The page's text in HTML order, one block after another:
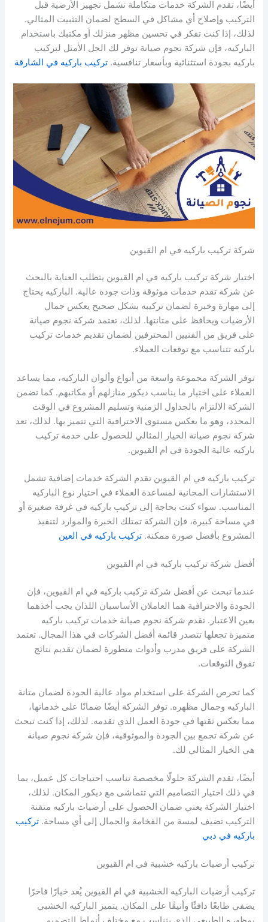
أيضًا، تقدم الشركة خدمات متكاملة تشمل تجهيز الأرضية قبل
التركيب وإصلاح أي مشاكل في السطح لضمان التثبيت المثالي.
لذلك، إذا كنت تفكر في تحسين مظهر منزلك أو مكتبك باستخدام
الباركيه، فإن شركة نجوم صيانة توفر لك الحل الأمثل لتركيب
باركيه بجودة استثنائية وبأسعار تنافسية.تركيب باركيه في الشارقة
شركة تركيب باركيه في ام القيوين
اختيار شركة تركيب باركيه في ام القيوين يتطلب العناية بالبحث
عن شركة تقدم خدمات موثوقة وذات جودة عالية. الباركيه يحتاج
إلى مهارة وخبرة لضمان تركيبه بشكل صحيح يعكس جمال
الأرضيات ويحافظ على متانتها. لذلك، تعتمد شركة نجوم صيانة
على فريق من الفنيين المحترفين لضمان تقديم خدمات تركيب
باركيه تتناسب مع توقعات العملاء.
توفر الشركة مجموعة واسعة من أنواع وألوان الباركيه، مما يساعد
العملاء على اختيار ما يناسب ديكور منازلهم أو مكاتبهم. كما تضمن
الشركة الالتزام بالجداول الزمنية وتسليم المشروع في الوقت
المحدد، وهو ما يعكس مستوى الاحترافية التي تتميز بها. لذلك، تعد
شركة نجوم صيانة الخيار المثالي للحصول على خدمة تركيب
باركيه عالية الجودة في ام القيوين.
تركيب باركيه في ام القيوين تقدم الشركة خدمات إضافية تشمل
الاستشارات المجانية لمساعدة العملاء في اختيار نوع الباركيه
المناسب. سواء كنت بحاجة إلى تركيب باركيه في غرفة صغيرة أو
في مساحة كبيرة، فإن الشركة تمتلك الخبرة والموارد لتنفيذ
المشروع بأفضل صورة ممكنة.تركيب باركيه في العين
أفضل شركة تركيب باركيه في ام القيوين
عندما تبحث عن أفضل شركة تركيب باركيه في ام القيوين، فإن
الجودة والاحترافية هما العاملان الأساسيان اللذان يجب أخذهما
بعين الاعتبار. تقدم شركة نجوم صيانة خدمات تركيب باركيه
متميزة تجعلها تتصدر قائمة أفضل الشركات في هذا المجال. تعتمد
الشركة على فريق مدرب وأدوات متطورة لضمان تقديم نتائج
تفوق التوقعات.
كما تحرص الشركة على استخدام مواد عالية الجودة لضمان متانة
الباركيه وجمال مظهره. توفر الشركة أيضًا ضمانًا على خدماتها،
مما يعكس ثقتها في جودة العمل الذي تقدمه. لذلك، إذا كنت تبحث
عن شركة تجمع بين الجودة والموثوقية، فإن شركة نجوم صيانة
هي الخيار المثالي لك.
أيضًا، تقدم الشركة حلولًا مخصصة تناسب احتياجات كل عميل، بما
في ذلك اختيار التصاميم التي تتماشى مع ديكور المكان. لذلك،
اختيار الشركة يعني ضمان الحصول على أرضيات باركيه متقنة
التركيب تضيف لمسة من الفخامة والجمال إلى أي مساحة.تركيب
باركيه في دبي
تركيب أرضيات باركيه خشبية في ام القيوين
تركيب أرضيات الباركيه الخشبية في ام القيوين يُعد خيارًا فاخرًا
يضفي طابعًا دافئًا وأنيقًا على المكان. يتميز الباركيه الخشبي